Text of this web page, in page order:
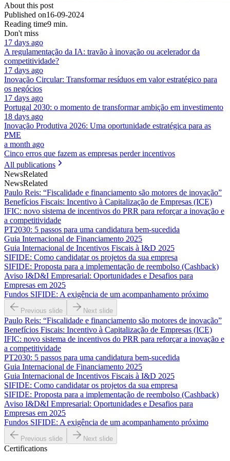
About this post
Published on16-09-2024
Reading time9 min.
Don't miss
17 days ago
A regulamentação da IA: travão à inovação ou acelerador da
competitividade?
17 days ago
Inovação Circular: Transformar resíduos em valor estratégico para
os negócios
17 days ago
Portugal 2030: o momento de transformar ambição em investimento
18 days ago
Inovação Produtiva 2026: Uma oportunidade estratégica para as
PME
a month ago
Cinco erros que fazem as empresas perder incentivos
All publications
NewsRelated
NewsRelated
Paulo Reis: “Fiscalidade e financiamento são motores de inovação”
Benefícios Fiscais: Incentivo à Capitalização de Empresas (ICE)
IFIC: novo sistema de incentivos do PRR para reforçar a inovação e
a competitividade
PT2030: 5 passos para uma candidatura bem-sucedida
Guia Internacional de Financiamento 2025
Guia Internacional de Incentivos Fiscais à I&D 2025
SIFIDE: Como candidatar os projetos da sua empresa
SIFIDE: Proposta para a implementação de reembolso (Cashback)
Aviso I&D&I Empresarial: Oportunidades e Desafios para
Empresas em 2025
Fundos SIFIDE: A exigência de um acompanhamento próximo
Previous slide Next slide
Paulo Reis: “Fiscalidade e financiamento são motores de inovação”
Benefícios Fiscais: Incentivo à Capitalização de Empresas (ICE)
IFIC: novo sistema de incentivos do PRR para reforçar a inovação e
a competitividade
PT2030: 5 passos para uma candidatura bem-sucedida
Guia Internacional de Financiamento 2025
Guia Internacional de Incentivos Fiscais à I&D 2025
SIFIDE: Como candidatar os projetos da sua empresa
SIFIDE: Proposta para a implementação de reembolso (Cashback)
Aviso I&D&I Empresarial: Oportunidades e Desafios para
Empresas em 2025
Fundos SIFIDE: A exigência de um acompanhamento próximo
Previous slide Next slide
Certifications